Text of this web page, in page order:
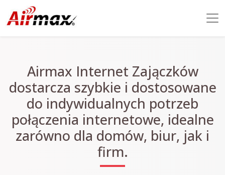
Airmax Internet Zajączków
dostarcza szybkie i dostosowane
do indywidualnych potrzeb
połączenia internetowe, idealne
zarówno dla domów, biur, jak i
firm.